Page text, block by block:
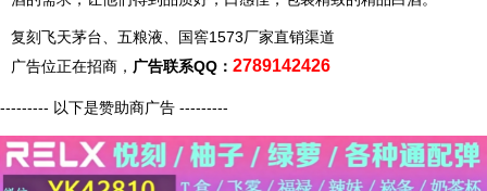
复刻飞天茅台、五粮液、国窖1573厂家直销渠道
广告位正在招商， 广告联系QQ： 2789142426
--------- 以下是赞助商广告 ---------